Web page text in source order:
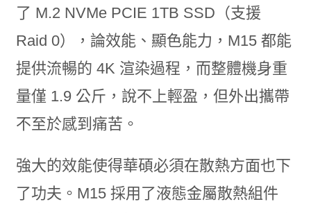
了 M.2 NVMe PCIE 1TB SSD（支援
Raid 0），論效能、顯色能力，M15 都能
提供流暢的 4K 渲染過程，而整體機身重
量僅 1.9 公斤，說不上輕盈，但外出攜帶
不至於感到痛苦。
強大的效能使得華碩必須在散熱方面也下
了功夫。M15 採用了液態金屬散熱組件